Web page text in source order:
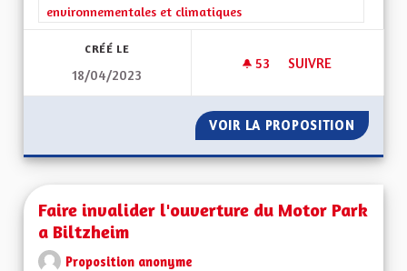
environnementales et climatiques
CRÉÉ LE
18/04/2023
53 53 ABONNÉS
SUIVRE
VOIR LA PROPOSITION FAIRE
Faire invalider l'ouverture du Motor Park
a Biltzheim
Proposition anonyme